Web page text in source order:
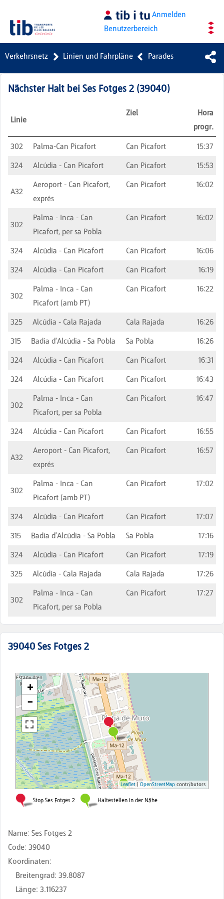
Anmelden
Benutzerbereich
Verkehrsnetz Linien und Fahrpläne Parades
Nächster Halt bei Ses Fotges 2 (39040)
Linie
Ziel
Hora
progr.
302 Palma-Can Picafort Can Picafort
15:37
324
Alcúdia - Can Picafort Can Picafort 15:53
A32
Aeroport - Can Picafort,
exprés
Can Picafort 16:02
302
Palma - Inca - Can
Picafort, per sa Pobla
Can Picafort 16:02
324 Alcúdia - Can Picafort Can Picafort
16:06
324
Alcúdia - Can Picafort Can Picafort 16:19
302
Palma - Inca - Can
Picafort (amb PT)
Can Picafort 16:22
325 Alcúdia - Cala Rajada Cala Rajada
16:26
315
Badia d'Alcúdia - Sa Pobla Sa Pobla
16:26
324
Alcúdia - Can Picafort Can Picafort
16:31
324
Alcúdia - Can Picafort Can Picafort 16:43
302
Palma - Inca - Can
Picafort, per sa Pobla
Can Picafort 16:47
324 Alcúdia - Can Picafort Can Picafort 16:55
A32
Aeroport - Can Picafort,
exprés
Can Picafort 16:57
302
Palma - Inca - Can
Picafort (amb PT)
Can Picafort 17:02
324 Alcúdia - Can Picafort Can Picafort
17:07
315
Badia d'Alcúdia - Sa Pobla Sa Pobla
17:16
324
Alcúdia - Can Picafort Can Picafort
17:19
325
Alcúdia - Cala Rajada Cala Rajada 17:26
302
Palma - Inca - Can
Picafort, per sa Pobla
Can Picafort 17:27
39040 Ses Fotges 2
Name: Ses Fotges 2
Code: 39040
Koordinaten:
Breitengrad: 39.8087
Länge: 3.116237